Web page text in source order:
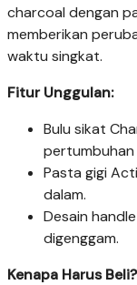
charcoal dengan
memberikan
waktu singkat.
Fitur Unggulan:
Bulu sikat
Pasta gigi
dalam.
Desain
digenggam.
Kenapa Harus Beli?